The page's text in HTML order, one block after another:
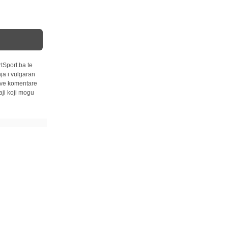
te
i vulgaran
komentare
koji mogu